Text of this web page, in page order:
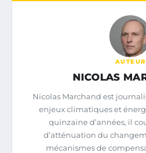
AUTEUR
NICOLAS
Nicolas Marchand est
enjeux climatiques et
quinzaine d’années, il
d’atténuation du
mécanismes de